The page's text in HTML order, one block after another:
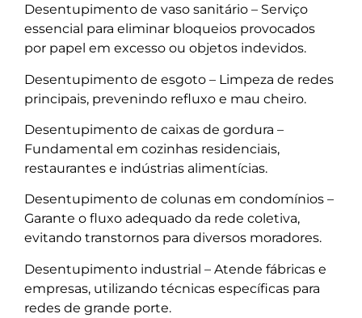
Desentupimento de vaso sanitário – Serviço
essencial para eliminar bloqueios provocados
por papel em excesso ou objetos indevidos.
Desentupimento de esgoto – Limpeza de redes
principais, prevenindo refluxo e mau cheiro.
Desentupimento de caixas de gordura –
Fundamental em cozinhas residenciais,
restaurantes e indústrias alimentícias.
Desentupimento de colunas em condomínios –
Garante o fluxo adequado da rede coletiva,
evitando transtornos para diversos moradores.
Desentupimento industrial – Atende fábricas e
empresas, utilizando técnicas específicas para
redes de grande porte.